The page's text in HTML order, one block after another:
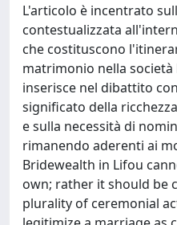
L'articolo è incentrato
contestualizzata
che costituscono
matrimonio nella società
inserisce nel dibattito
significato della
e sulla necessità di
rimanendo aderenti ai
Bridewealth in Lifou
own; rather it should be
plurality of ceremonial